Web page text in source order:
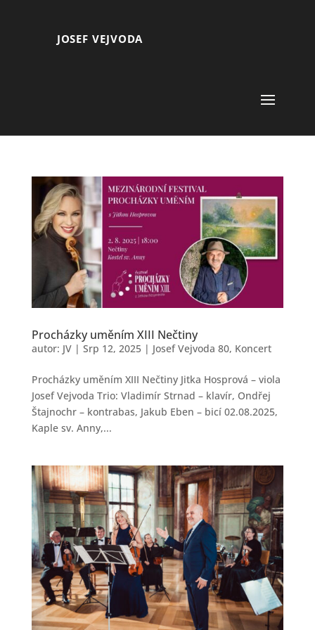
JOSEF VEJVODA
Procházky uměním XIII Nečtiny
autor: JV| Srp 12, 2025| Josef Vejvoda 80, Koncert
Procházky uměním XIII Nečtiny Jitka Hosprová – viola
Josef Vejvoda Trio: Vladimír Strnad – klavír, Ondřej
Štajnochr – kontrabas, Jakub Eben – bicí 02.08.2025,
Kaple sv. Anny,...